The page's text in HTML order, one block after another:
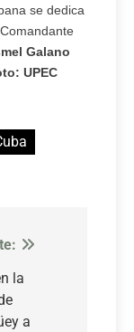
se dedica
Galano
UPEC
la
a